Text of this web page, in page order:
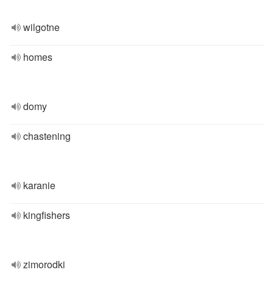
wilgotne
homes
domy
chastening
karanie
kingfishers
zimorodki